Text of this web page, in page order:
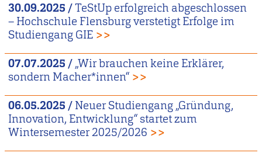
30.09.2025 /TeStUp erfolgreich abgeschlossen
– Hochschule Flensburg verstetigt Erfolge im
Studiengang GIE >>
07.07.2025 / „Wir brauchen keine Erklärer,
sondern Macher*innen“ >>
06.05.2025 / Neuer Studiengang „Gründung,
Innovation, Entwicklung“ startet zum
Wintersemester 2025/2026 >>